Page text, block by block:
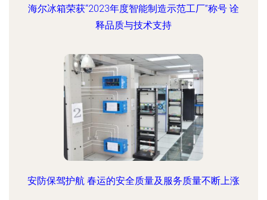
海尔冰箱荣获“2023年度智能制造示范工厂”称号 诠
释品质与技术支持
安防保驾护航 春运的安全质量及服务质量不断上涨